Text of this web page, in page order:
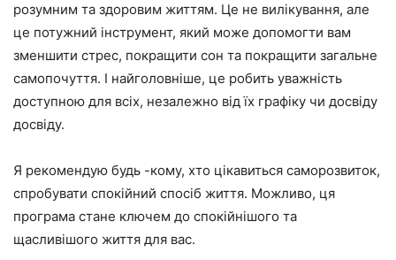
розумним та здоровим життям. Це не вилікування, але
це потужний інструмент, який може допомогти вам
зменшити стрес, покращити сон та покращити загальне
самопочуття. І найголовніше, це робить уважність
доступною для всіх, незалежно від їх графіку чи досвіду
досвіду.
Я рекомендую будь -кому, хто цікавиться саморозвиток,
спробувати спокійний спосіб життя. Можливо, ця
програма стане ключем до спокійнішого та
щасливішого життя для вас.